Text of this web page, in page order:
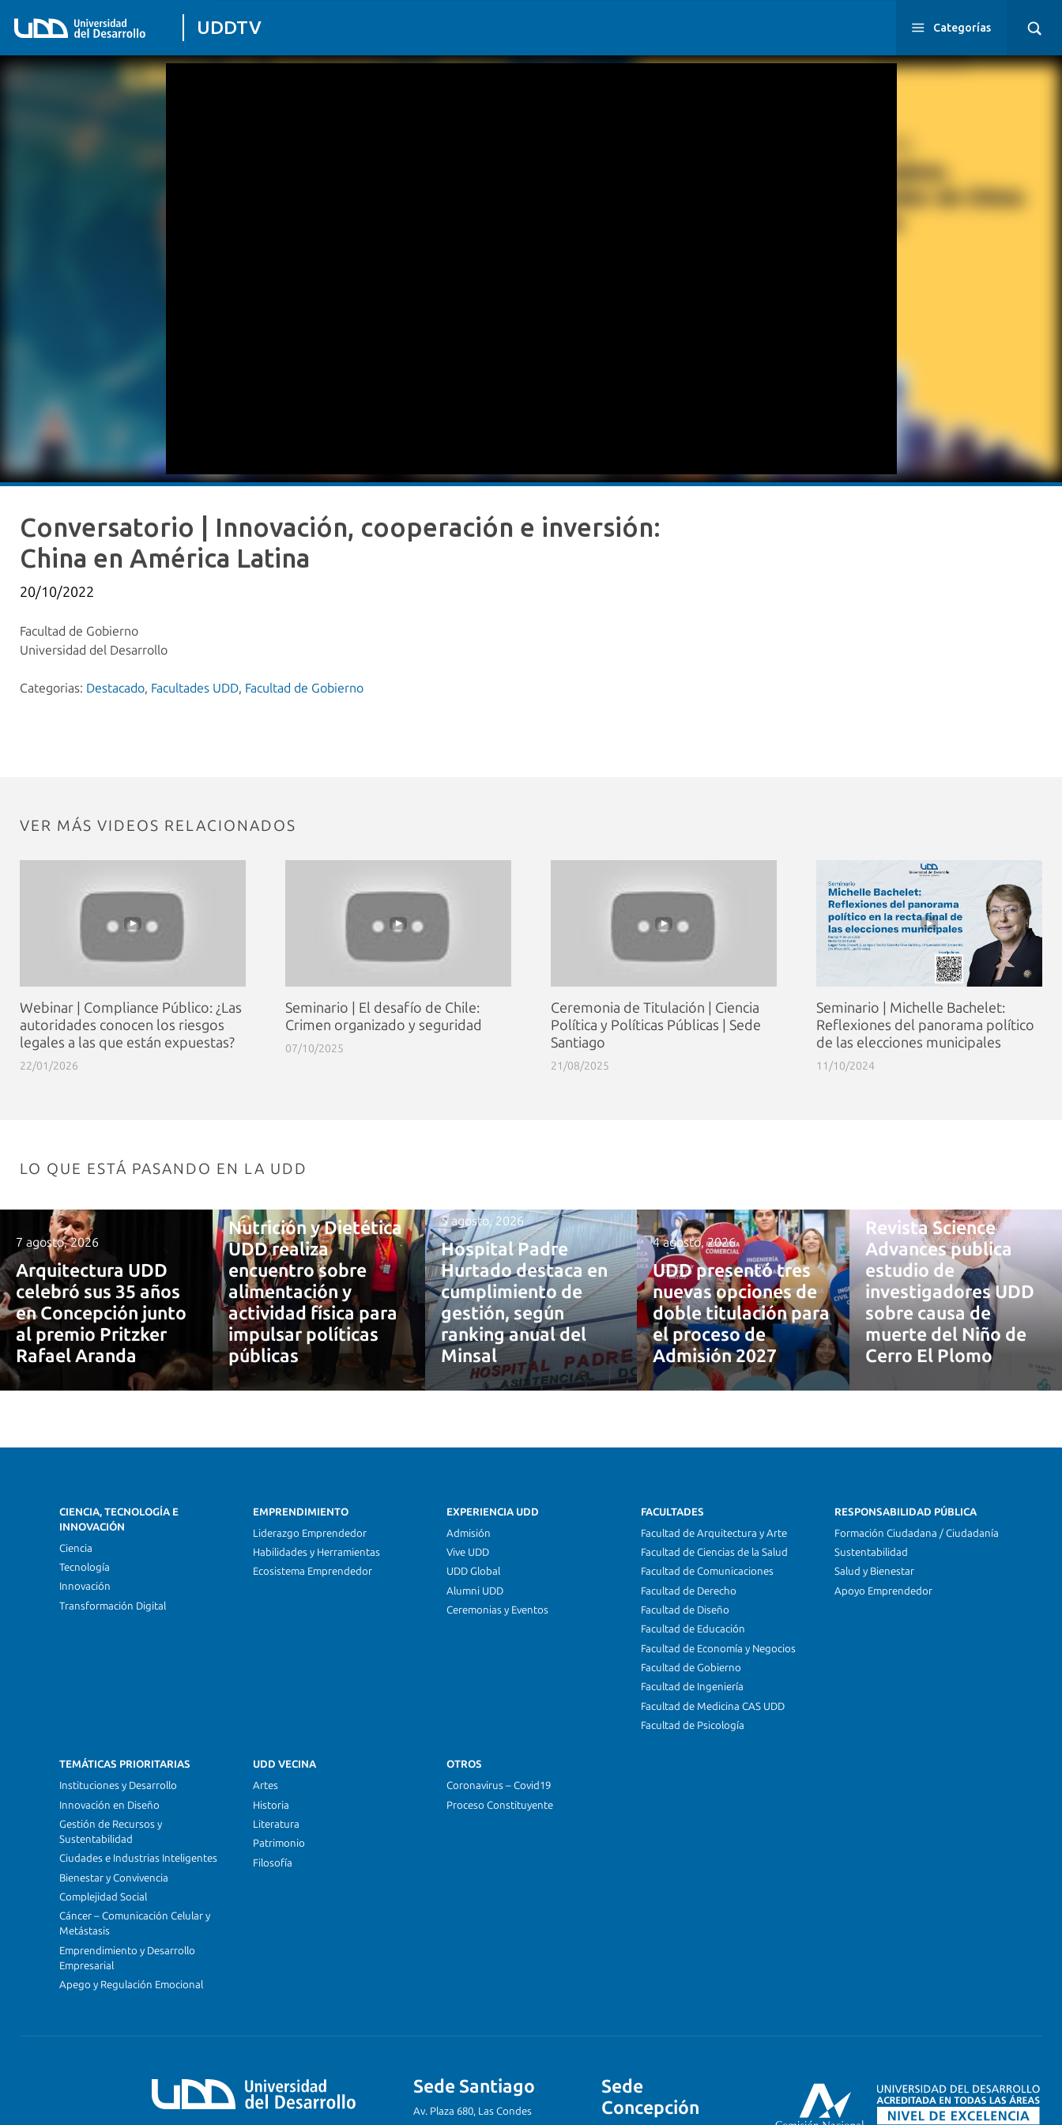
UDDTV Categorías
Conversatorio | Innovación, cooperación e inversión:
China en América Latina
20/10/2022
Facultad de Gobierno
Universidad del Desarrollo
Categorias: Destacado, Facultades UDD, Facultad de Gobierno
VER MÁS VIDEOS RELACIONADOS
Webinar | Compliance Público: ¿Las
autoridades conocen los riesgos
legales a las que están expuestas?
22/01/2026
Seminario | El desafío de Chile:
Crimen organizado y seguridad
07/10/2025
Ceremonia de Titulación | Ciencia
Política y Políticas Públicas | Sede
Santiago
21/08/2025
Seminario | Michelle Bachelet:
Reflexiones del panorama político
de las elecciones municipales
11/10/2024
LO QUE ESTÁ PASANDO EN LA UDD
7 agosto, 2026
Arquitectura UDD
celebró sus 35 años
en Concepción junto
al premio Pritzker
Rafael Aranda
Nutrición y Dietética
UDD realiza
encuentro sobre
alimentación y
actividad física para
impulsar políticas
públicas
5 agosto, 2026
Hospital Padre
Hurtado destaca en
cumplimiento de
gestión, según
ranking anual del
Minsal
4 agosto, 2026
UDD presentó tres
nuevas opciones de
doble titulación para
el proceso de
Admisión 2027
Revista Science
Advances publica
estudio de
investigadores UDD
sobre causa de
muerte del Niño de
Cerro El Plomo
CIENCIA, TECNOLOGÍA E
INNOVACIÓN
Ciencia
Tecnología
Innovación
Transformación Digital
EMPRENDIMIENTO
Liderazgo Emprendedor
Habilidades y Herramientas
Ecosistema Emprendedor
EXPERIENCIA UDD
Admisión
Vive UDD
UDD Global
Alumni UDD
Ceremonias y Eventos
FACULTADES
Facultad de Arquitectura y Arte
Facultad de Ciencias de la Salud
Facultad de Comunicaciones
Facultad de Derecho
Facultad de Diseño
Facultad de Educación
Facultad de Economía y Negocios
Facultad de Gobierno
Facultad de Ingeniería
Facultad de Medicina CAS UDD
Facultad de Psicología
RESPONSABILIDAD PÚBLICA
Formación Ciudadana / Ciudadanía
Sustentabilidad
Salud y Bienestar
Apoyo Emprendedor
TEMÁTICAS PRIORITARIAS
Instituciones y Desarrollo
Innovación en Diseño
Gestión de Recursos y
Sustentabilidad
Ciudades e Industrias Inteligentes
Bienestar y Convivencia
Complejidad Social
Cáncer – Comunicación Celular y
Metástasis
Emprendimiento y Desarrollo
Empresarial
Apego y Regulación Emocional
UDD VECINA
Artes
Historia
Literatura
Patrimonio
Filosofía
OTROS
Coronavirus – Covid19
Proceso Constituyente
Sede Santiago
Av. Plaza 680, Las Condes
Sede
Concepción